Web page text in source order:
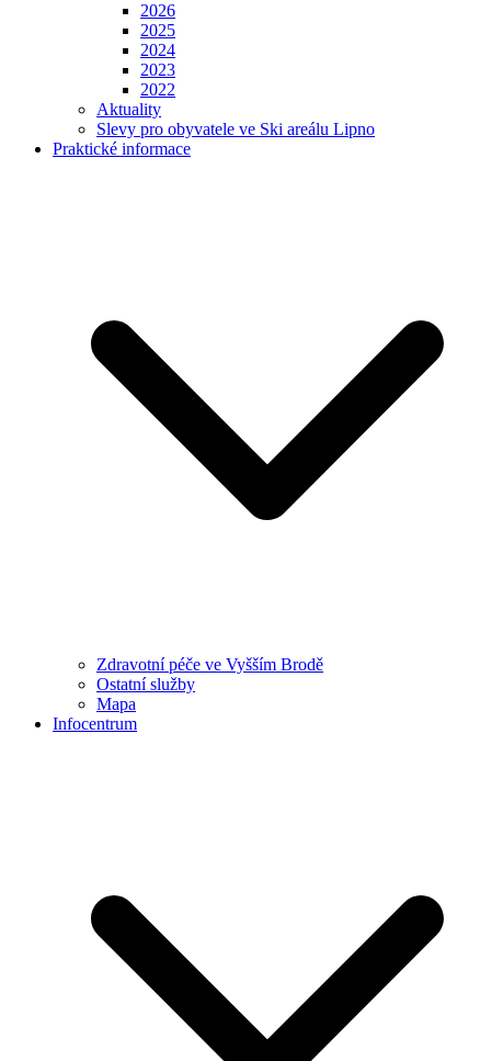
2026
2025
2024
2023
2022
Aktuality
Slevy pro obyvatele ve Ski areálu Lipno
Praktické informace
Zdravotní péče ve Vyšším Brodě
Ostatní služby
Mapa
Infocentrum